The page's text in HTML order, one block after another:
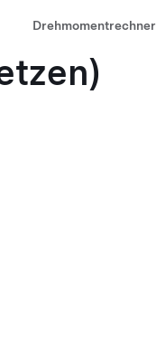
Drehmomentrechner